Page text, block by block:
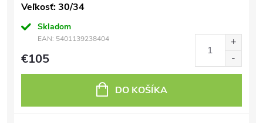
Veľkosť: 30/34
Skladom
EAN: 5401139238404
€105
DO KOŠÍKA